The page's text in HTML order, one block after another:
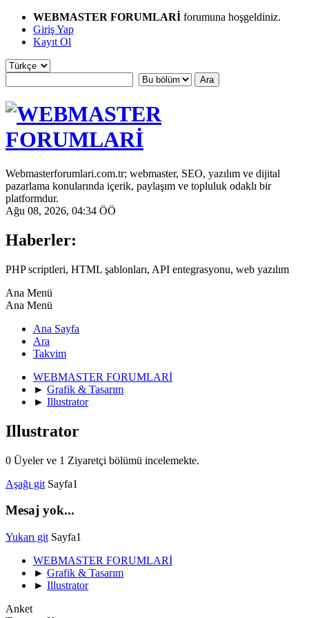
WEBMASTER FORUMLARİ forumuna hoşgeldiniz.
Giriş Yap
Kayıt Ol
Webmasterforumlari.com.tr; webmaster, SEO, yazılım ve dijital
pazarlama konularında içerik, paylaşım ve topluluk odaklı bir
platformdur.
Ağu 08, 2026, 04:34 ÖÖ
Haberler:
PHP scriptleri, HTML şablonları, API entegrasyonu, web yazılım
Ana Menü
Ana Menü
Ana Sayfa
Ara
Takvim
WEBMASTER FORUMLARİ
► Grafik & Tasarım
► Illustrator
Illustrator
0 Üyeler ve 1 Ziyaretçi bölümü incelemekte.
Aşağı git Sayfa1
Mesaj yok...
Yukarı git Sayfa1
WEBMASTER FORUMLARİ
► Grafik & Tasarım
► Illustrator
Anket